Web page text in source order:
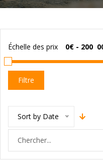
Échelle des prix
Filtre
Sort by Date